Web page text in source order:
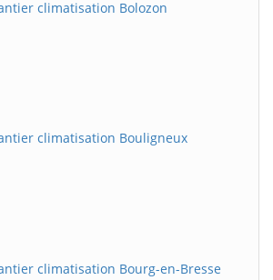
climatisation Bolozon
climatisation Bouligneux
climatisation Bourg-en-Bresse